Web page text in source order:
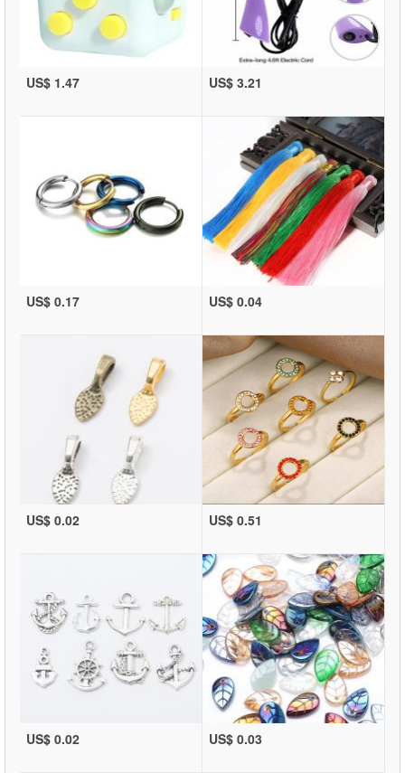
US$ 1.47 US$ 3.21
US$ 0.17 US$ 0.04
US$ 0.02 US$ 0.51
US$ 0.02 US$ 0.03